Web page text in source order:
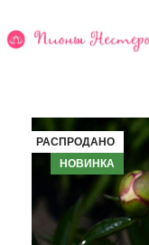
РАСПРОДАНО
НОВИНКА